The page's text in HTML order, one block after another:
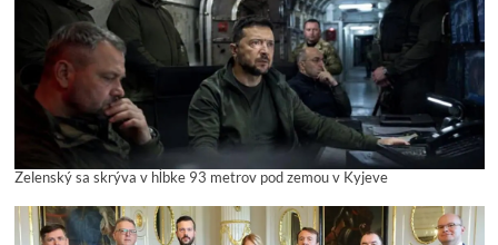
Zelenský sa skrýva v hĺbke 93 metrov pod zemou v Kyjeve